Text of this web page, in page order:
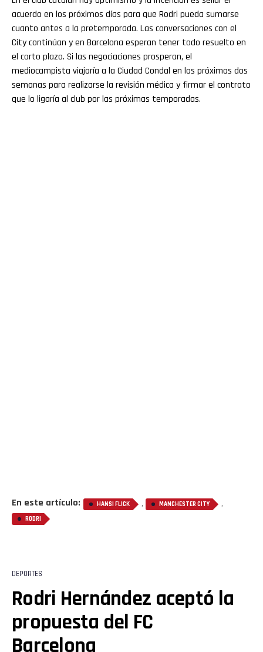
acuerdo en los próximos días para que Rodri pueda sumarse
cuanto antes a la pretemporada. Las conversaciones con el
City continúan y en Barcelona esperan tener todo resuelto en
el corto plazo. Si las negociaciones prosperan, el
mediocampista viajaría a la Ciudad Condal en las próximas dos
semanas para realizarse la revisión médica y firmar el contrato
que lo ligaría al club por las próximas temporadas.
En este artículo: HANSI FLICK , MANCHESTER CITY ,
RODRI
DEPORTES
Rodri Hernández aceptó la
propuesta del FC
Barcelona